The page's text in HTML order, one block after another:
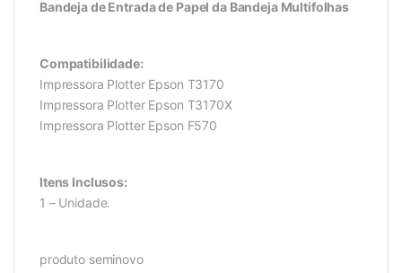
Bandeja de Entrada de Papel da Bandeja Multifolhas
Compatibilidade:
Impressora Plotter Epson T3170
Impressora Plotter Epson T3170X
Impressora Plotter Epson F570
Itens Inclusos:
1 – Unidade.
produto seminovo